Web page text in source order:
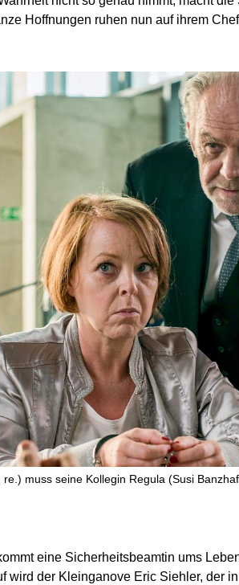
Hoffnungen ruhen nun auf ihrem
muss seine Kollegin Regula (Susi
eine Sicherheitsbeamtin ums
wird der Kleinganove Eric Siehler, der